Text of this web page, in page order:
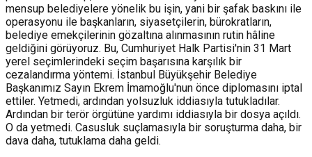
mensup belediyelere yönelik bu işin, yani bir şafak baskını ile
operasyonu ile başkanların, siyasetçilerin, bürokratların,
belediye emekçilerinin gözaltına alınmasının rutin hâline
geldiğini görüyoruz. Bu, Cumhuriyet Halk Partisi'nin 31 Mart
yerel seçimlerindeki seçim başarısına karşılık bir
cezalandırma yöntemi. İstanbul Büyükşehir Belediye
Başkanımız Sayın Ekrem İmamoğlu'nun önce diplomasını iptal
ettiler. Yetmedi, ardından yolsuzluk iddiasıyla tutukladılar.
Ardından bir terör örgütüne yardımı iddiasıyla bir dosya açıldı.
O da yetmedi. Casusluk suçlamasıyla bir soruşturma daha, bir
dava daha, tutuklama daha geldi.